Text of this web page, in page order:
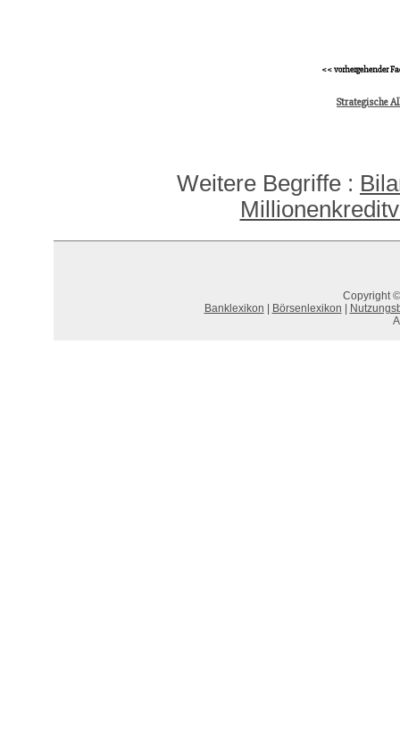
<< vorhergehender
Strategische
Weitere Begriffe :
Copyright
Banklexikon
Börsenlexikon